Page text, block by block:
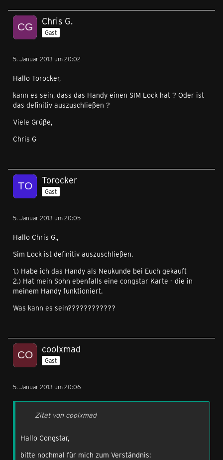
Chris G.
Gast
5. Januar 2013 um 20:02
Hallo Torocker,
kann es sein, dass das Handy einen SIM Lock hat ? Oder ist
das definitiv auszuschließen ?
Viele Grüße,
Chris G
Torocker
Gast
5. Januar 2013 um 20:05
Hallo Chris G.,
Sim Lock ist definitiv auszuschließen.
1.) Habe ich das Handy als Neukunde bei Euch gekauft
2.) Hat mein Sohn ebenfalls eine congstar Karte - die in
meinem Handy funktioniert.
Was kann es sein????????????
coolxmad
Gast
5. Januar 2013 um 20:06
Zitat von coolxmad
Hallo Congstar,
bitte nochmal für mich zum Verständnis: